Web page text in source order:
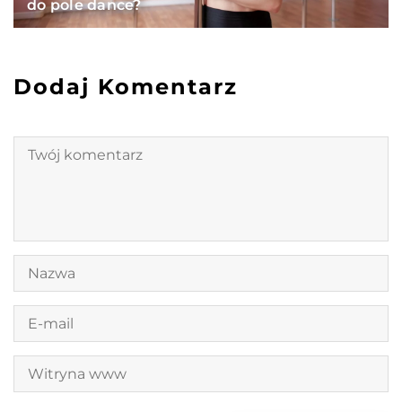
do pole dance?
Dodaj Komentarz